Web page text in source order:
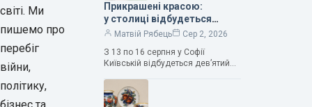
світі. Ми
пишемо про
перебіг
війни,
політику,
Прикрашені красою:
у столиці відбудеться
дев’ятий фестиваль
Матвій Рябець
Сер 2, 2026
З 13 по 16 серпня у Софії
Київській відбудеться дев’ятий
мистецтв Bouquet Kyiv Stage. Ця
подія традиційно…